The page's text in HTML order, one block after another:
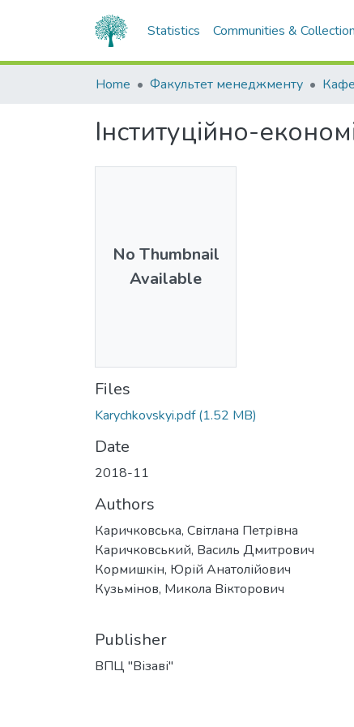
Statistics Communities &
Home Факультет менеджменту
Інституційно-
No Thumbnail
Available
Files
Karychkovskyi.pdf (1.52 MB)
Date
2018-11
Authors
Каричковська, Світлана Петрівна
Каричковський, Василь Дмитрович
Кормишкін, Юрій Анатолійович
Кузьмінов, Микола Вікторович
Publisher
ВПЦ "Візаві"